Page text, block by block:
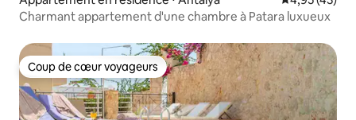
Charmant appartement d'une chambre à Patara luxueux
Coup de cœur voyageurs
Coup de cœur voyageurs